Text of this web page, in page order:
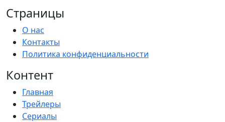
Страницы
О нас
Контакты
Политика конфиденциальности
Контент
Главная
Трейлеры
Сериалы